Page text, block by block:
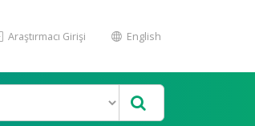
Araştırmacı Girişi English